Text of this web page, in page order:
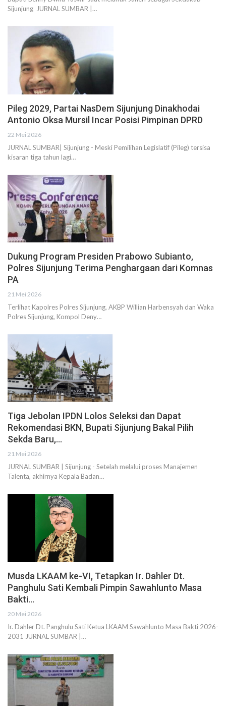
Sijunjung JURNAL SUMBAR |…
Pileg 2029, Partai NasDem Sijunjung Dinakhodai
Antonio Oksa Mursil Incar Posisi Pimpinan DPRD
22 Mei 2026
JURNAL SUMBAR| Sijunjung - Meski Pemilihan Legislatif (Pileg) tersisa
kisaran tiga tahun lagi…
Dukung Program Presiden Prabowo Subianto,
Polres Sijunjung Terima Penghargaan dari Komnas
PA
21 Mei 2026
Terlihat Kapolres Polres Sijunjung, AKBP Willian Harbensyah dan Waka
Polres Sijunjung, Kompol Deny…
Tiga Jebolan IPDN Lolos Seleksi dan Dapat
Rekomendasi BKN, Bupati Sijunjung Bakal Pilih
Sekda Baru,…
21 Mei 2026
JURNAL SUMBAR | Sijunjung - Setelah melalui proses Manajemen
Talenta, akhirnya Kepala Badan…
Musda LKAAM ke-VI, Tetapkan Ir. Dahler Dt.
Panghulu Sati Kembali Pimpin Sawahlunto Masa
Bakti…
20 Mei 2026
Ir. Dahler Dt. Panghulu Sati Ketua LKAAM Sawahlunto Masa Bakti 2026-
2031 JURNAL SUMBAR |…